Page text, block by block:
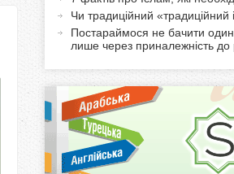
р
м
o
в
а
Чи традиційний «традиційний
Постараймося не бачити
лише через приналежність до